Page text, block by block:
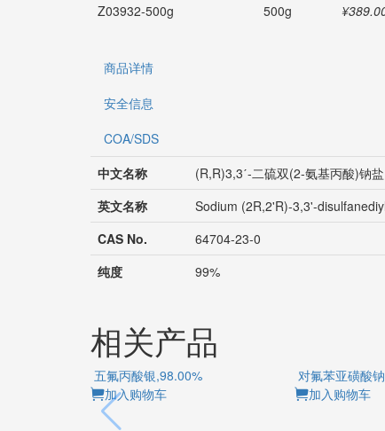
Z03932-500g
500g
商品详情
安全信息
COA/SDS
中文名称
(R,R)3,3ˊ-二硫双(2-氨基丙酸)钠盐
英文名称
Sodium (2R,2'R)-3,3'-
CAS No.
64704-23-0
纯度
99%
相关产品
五氟丙酸银,98.00%
加入购物车
对氟苯亚磺酸
加入购物车